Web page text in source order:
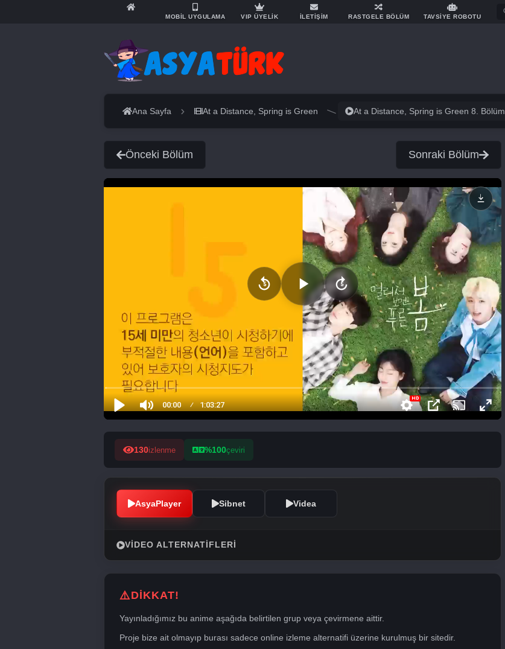
MOBİL UYGULAMA VIP ÜYELİK İLETİŞİM RASTGELE BÖLÜM TAVSİYE ROBOTU
Ana Sayfa At a Distance, Spring is Green At a Distance, Spring is Green 8. Bölüm
Önceki Bölüm Sonraki Bölüm
130izlenme %100çeviri
AsyaPlayer Sibnet Videa
VIDEO ALTERNATIFLERI
DİKKAT!
Yayınladığımız bu anime aşağıda belirtilen grup veya çevirmene aittir.
Proje bize ait olmayıp burası sadece online izleme alternatifi üzerine kurulmuş bir sitedir.